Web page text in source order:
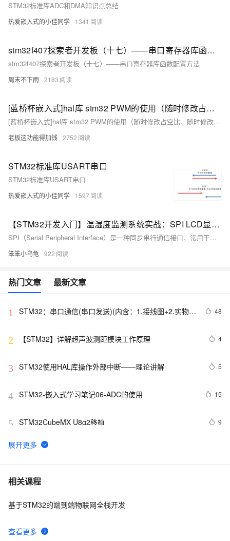
STM32标准库ADC和DMA知识点总结
热爱嵌入式的小佳同学 1341
stm32f407探索者开发板（十七）——串口寄存器库函数配置方法
stm32f407探索者开发板（十七）——串口寄存器库函数配置方法
周末不下雨 2183
[蓝桥杯嵌入式]hal库 stm32 PWM的使用（随时修改占空比，随时修改频率）
[蓝桥杯嵌入式]hal库 stm32 PWM的使用（随时修改占空比，随时修改频率）
老板这功能得加钱 2752
STM32标准库USART串口
STM32标准库USART串口
热爱嵌入式的小佳同学 1597
【STM32开发入门】温湿度监测系统实战：SPI LCD显示、HAL库应用、GPIO配置、UART中断接收、ADC采集与串口通信全解析
SPI（Serial Peripheral Interface）是一种同步串行通信接口，常用于微控制器与外围设备间的数据传输。SPI LCD是指使用SPI接口与微控制器通信的液晶显示屏。这类LCD通常具有较少的引脚（通常4个：MISO、MOSI、SCK和SS），因此在引脚资源有限的系统中非常有用。通过SPI协议，微控制器可以向LCD发送命令和数据，控制显示内容和模式。
笨笨小乌龟 922
热门文章 最新文章
1
STM32：串口通信(串口发送)(内含：1.接线图+2.实物图
48
2 【STM32】详解超声波测距模块工作原理 4
3 5
4 STM32-嵌入式学习笔记06-ADC的使用 15
5 STM32CubeMX U8g2移植 9
6 stm32读取BH1750光照传感器
7 【STM32 .Net MF开发板学习-14】红外遥控器编码识别
8 嵌入式 STM32 SHT31温湿度传感器
9 基于STM32的智能城市环境监测系统设计与实现
相关课程
查看更多
基于STM32的端到端物联网全栈开发